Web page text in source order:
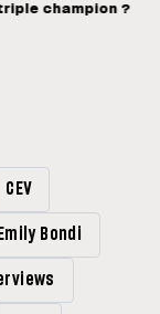
champion ?
CEV
Emily Bondi